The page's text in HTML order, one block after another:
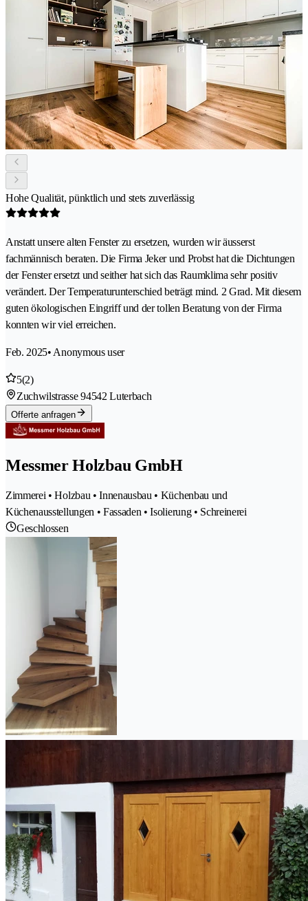
Hohe Qualität, pünktlich und stets zuverlässig
Anstatt unsere alten Fenster zu ersetzen, wurden wir äusserst
fachmännisch beraten. Die Firma Jeker und Probst hat die Dichtungen
der Fenster ersetzt und seither hat sich das Raumklima sehr positiv
verändert. Der Temperaturunterschied beträgt mind. 2 Grad. Mit diesem
guten ökologischen Eingriff und der tollen Beratung von der Firma
konnten wir viel erreichen.
Feb. 2025• Anonymous user
5(2)
Zuchwilstrasse 94542 Luterbach
Offerte anfragen
Messmer Holzbau GmbH
Zimmerei • Holzbau • Innenausbau • Küchenbau und
Küchenausstellungen • Fassaden • Isolierung • Schreinerei
Geschlossen